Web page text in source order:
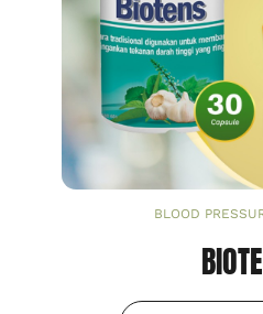
BLOOD